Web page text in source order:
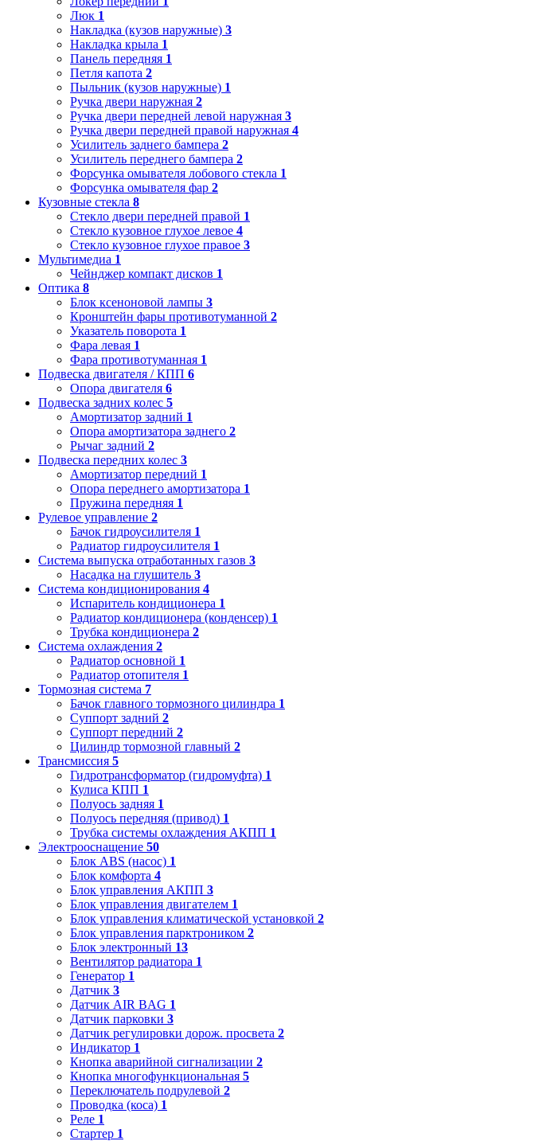
Люк 1
Накладка (кузов наружные) 3
Накладка крыла 1
Панель передняя 1
Петля капота 2
Пыльник (кузов наружные) 1
Ручка двери наружная 2
Ручка двери передней левой наружная 3
Ручка двери передней правой наружная 4
Усилитель заднего бампера 2
Усилитель переднего бампера 2
Форсунка омывателя лобового стекла 1
Форсунка омывателя фар 2
Кузовные стекла 8
Стекло двери передней правой 1
Стекло кузовное глухое левое 4
Стекло кузовное глухое правое 3
Мультимедиа 1
Чейнджер компакт дисков 1
Оптика 8
Блок ксеноновой лампы 3
Кронштейн фары противотуманной 2
Указатель поворота 1
Фара левая 1
Фара противотуманная 1
Подвеска двигателя / КПП 6
Опора двигателя 6
Подвеска задних колес 5
Амортизатор задний 1
Опора амортизатора заднего 2
Рычаг задний 2
Подвеска передних колес 3
Амортизатор передний 1
Опора переднего амортизатора 1
Пружина передняя 1
Рулевое управление 2
Бачок гидроусилителя 1
Радиатор гидроусилителя 1
Система выпуска отработанных газов 3
Насадка на глушитель 3
Система кондиционирования 4
Испаритель кондиционера 1
Радиатор кондиционера (конденсер) 1
Трубка кондиционера 2
Система охлаждения 2
Радиатор основной 1
Радиатор отопителя 1
Тормозная система 7
Бачок главного тормозного цилиндра 1
Суппорт задний 2
Суппорт передний 2
Цилиндр тормозной главный 2
Трансмиссия 5
Гидротрансформатор (гидромуфта) 1
Кулиса КПП 1
Полуось задняя 1
Полуось передняя (привод) 1
Трубка системы охлаждения АКПП 1
Электрооснащение 50
Блок ABS (насос) 1
Блок комфорта 4
Блок управления АКПП 3
Блок управления двигателем 1
Блок управления климатической установкой 2
Блок управления парктроником 2
Блок электронный 13
Вентилятор радиатора 1
Генератор 1
Датчик 3
Датчик AIR BAG 1
Датчик парковки 3
Датчик регулировки дорож. просвета 2
Индикатор 1
Кнопка аварийной сигнализации 2
Кнопка многофункциональная 5
Переключатель подрулевой 2
Проводка (коса) 1
Реле 1
Стартер 1